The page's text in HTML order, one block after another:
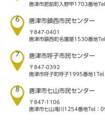
唐津市肥前町入野甲1703番地
6 唐津市鎮西市民センター
〒847-0401
唐津市鎮西町名護屋1530番地
7 唐津市呼子市民センター
〒847-0392
唐津市呼子町呼子1995番地1
8 唐津市七山市民センター
〒847-1106
唐津市七山滝川1254番地Tel：